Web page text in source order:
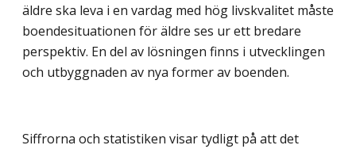
äldre ska leva i en vardag med hög livskvalitet måste
boendesituationen för äldre ses ur ett bredare
perspektiv. En del av lösningen finns i utvecklingen
och utbyggnaden av nya former av boenden.
Siffrorna och statistiken visar tydligt på att det